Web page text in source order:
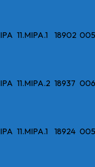
IPA 11.MIPA.1 18902
IPA 11.MIPA.2 18937
IPA 11.MIPA.1 18924